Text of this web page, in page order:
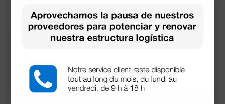
(Precio sin IVA)
100 uds.